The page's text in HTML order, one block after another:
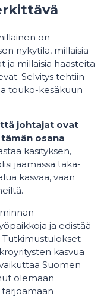
on
nykytila, millaisia
ja millaisia haasteita
Selvitys tehtiin
touko-kesäkuun
johtajat ovat
osana
käsityksen,
jäämässä taka-
kasvaa, vaan
ja edistää
Tutkimustulokset
kasvua
Suomen
olemaan